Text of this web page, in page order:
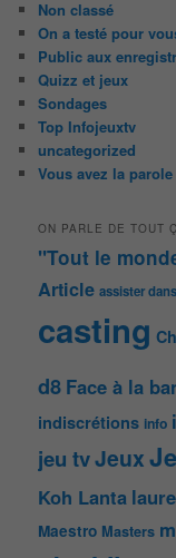
Non classé
On a testé pour
Public aux
Quizz et jeux
Sondages
Top Infojeuxtv
uncategorized
Vous avez la parole
ON PARLE DE TOUT
"Tout le
Article assister
casting
d8 Face à la
indiscrétions info
jeu tvJeux
Koh Lanta
Maestro Masters